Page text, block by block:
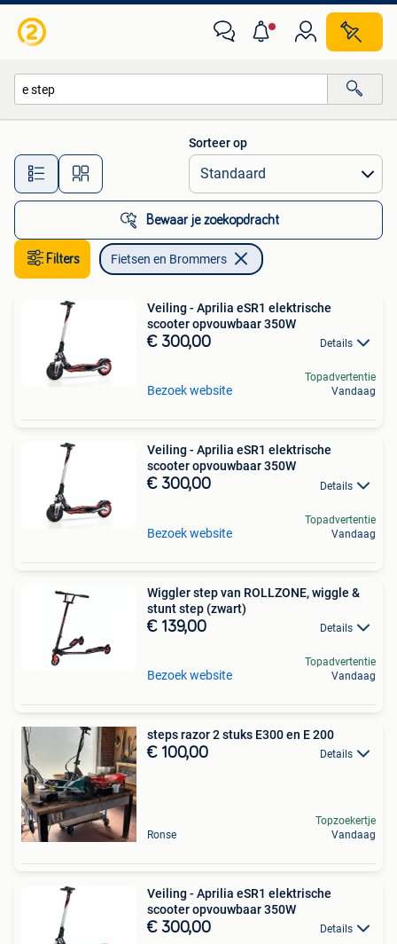
Alle afstanden…
Sorteer op
Bewaar je zoekopdracht
Filters Fietsen en Brommers
Veiling - Aprilia eSR1 elektrische
scooter opvouwbaar 350W
€ 300,00 Details
Bezoek website
Topadvertentie
Vandaag
Veiling - Aprilia eSR1 elektrische
scooter opvouwbaar 350W
€ 300,00 Details
Bezoek website
Topadvertentie
Vandaag
Wiggler step van ROLLZONE, wiggle &
stunt step (zwart)
€ 139,00 Details
Bezoek website
Topadvertentie
Vandaag
steps razor 2 stuks E300 en E 200
€ 100,00 Details
Ronse
Topzoekertje
Vandaag
Veiling - Aprilia eSR1 elektrische
scooter opvouwbaar 350W
€ 300,00 Details